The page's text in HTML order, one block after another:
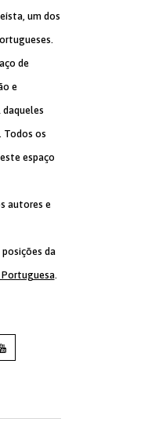
um dos
de
e
Todos os
espaço
autores e
da
.